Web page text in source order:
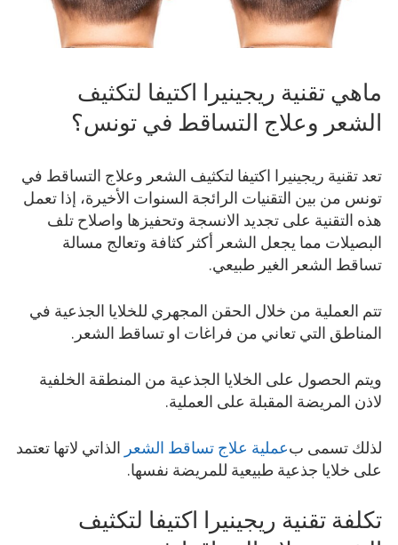
ماهي تقنية ريجينيرا اكتيفا لتكثيف
الشعر وعلاج التساقط في تونس؟
تعد تقنية ريجينيرا اكتيفا لتكثيف الشعر وعلاج التساقط في
تونس من بين التقنيات الرائجة السنوات الأخيرة، إذا تعمل
هذه التقنية على تجديد الانسجة وتحفيزها واصلاح تلف
البصيلات مما يجعل الشعر أكثر كثافة وتعالج مسالة
تساقط الشعر الغير طبيعي.
تتم العملية من خلال الحقن المجهري للخلايا الجذعية في
المناطق التي تعاني من فراغات او تساقط الشعر.
ويتم الحصول على الخلايا الجذعية من المنطقة الخلفية
لاذن المريضة المقبلة على العملية.
لذلك تسمى بعملية علاج تساقط الشعر الذاتي لاتها تعتمد
على خلايا جذعية طبيعية للمريضة نفسها.
تكلفة تقنية ريجينيرا اكتيفا لتكثيف